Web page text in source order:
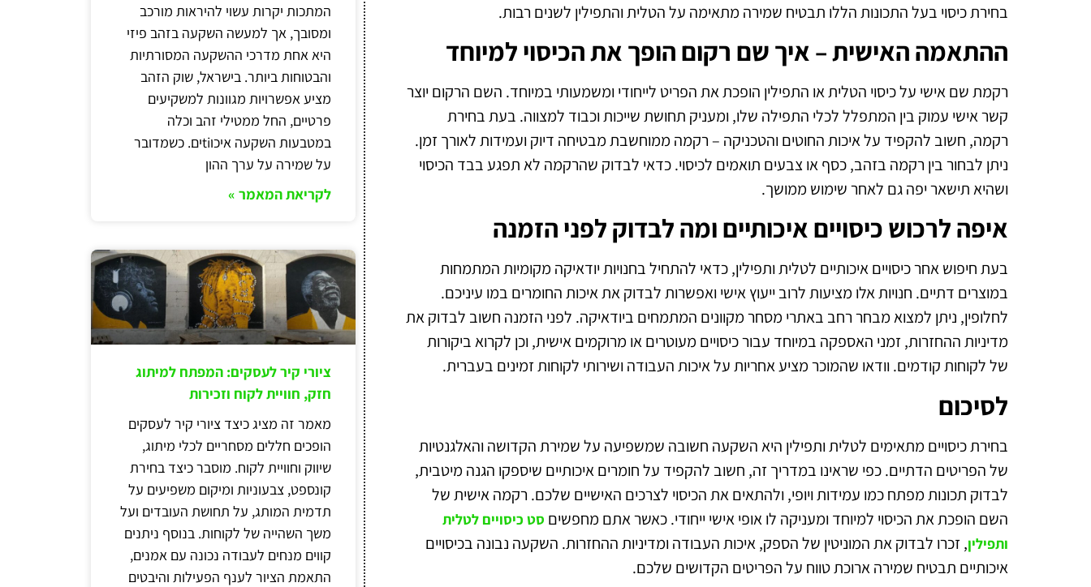
בחירת כיסוי בעל התכונות הללו תבטיח שמירה מתאימה על הטלית והתפילין לשנים רבות.
ההתאמה האישית – איך שם רקום הופך את הכיסוי למיוחד
רקמת שם אישי על כיסוי הטלית או התפילין הופכת את הפריט לייחודי ומשמעותי במיוחד. השם הרקום יוצר
קשר אישי עמוק בין המתפלל לכלי התפילה שלו, ומעניק תחושת שייכות וכבוד למצווה. בעת בחירת
רקמה, חשוב להקפיד על איכות החוטים והטכניקה – רקמה ממוחשבת מבטיחה דיוק ועמידות לאורך זמן.
ניתן לבחור בין רקמה בזהב, כסף או צבעים תואמים לכיסוי. כדאי לבדוק שהרקמה לא תפגע בבד הכיסוי
ושהיא תישאר יפה גם לאחר שימוש ממושך.
איפה לרכוש כיסויים איכותיים ומה לבדוק לפני הזמנה
בעת חיפוש אחר כיסויים איכותיים לטלית ותפילין, כדאי להתחיל בחנויות יודאיקה מקומיות המתמחות
במוצרים דתיים. חנויות אלו מציעות לרוב ייעוץ אישי ואפשרות לבדוק את איכות החומרים במו עיניכם.
לחלופין, ניתן למצוא מבחר רחב באתרי מסחר מקוונים המתמחים ביודאיקה. לפני הזמנה חשוב לבדוק את
מדיניות ההחזרות, זמני האספקה במיוחד עבור כיסויים מעוטרים או מרוקמים אישית, וכן לקרוא ביקורות
של לקוחות קודמים. וודאו שהמוכר מציע אחריות על איכות העבודה ושירותי לקוחות זמינים בעברית.
לסיכום
בחירת כיסויים מתאימים לטלית ותפילין היא השקעה חשובה שמשפיעה על שמירת הקדושה והאלגנטיות
של הפריטים הדתיים. כפי שראינו במדריך זה, חשוב להקפיד על חומרים איכותיים שיספקו הגנה מיטבית,
לבדוק תכונות מפתח כמו עמידות ויופי, ולהתאים את הכיסוי לצרכים האישיים שלכם. רקמה אישית של
השם הופכת את הכיסוי למיוחד ומעניקה לו אופי אישי ייחודי. כאשר אתם מחפשים סט כיסויים לטלית
ותפילין, זכרו לבדוק את המוניטין של הספק, איכות העבודה ומדיניות ההחזרות. השקעה נבונה בכיסויים
איכותיים תבטיח שמירה ארוכת טווח על הפריטים הקדושים שלכם.
המתכות יקרות עשוי להיראות מורכב
ומסובך, אך למעשה השקעה בזהב פיזי
היא אחת מדרכי ההשקעה המסורתיות
והבטוחות ביותר. בישראל, שוק הזהב
מציע אפשרויות מגוונות למשקיעים
פרטיים, החל ממטילי זהב וכלה
במטבעות השקעה איכוtiים. כשמדובר
על שמירה על ערך ההון
לקריאת המאמר »
ציורי קיר לעסקים: המפתח למיתוג
חזק, חוויית לקוח וזכירות
מאמר זה מציג כיצד ציורי קיר לעסקים
הופכים חללים מסחריים לכלי מיתוג,
שיווק וחוויית לקוח. מוסבר כיצד בחירת
קונספט, צבעוניות ומיקום משפיעים על
תדמית המותג, על תחושת העובדים ועל
משך השהייה של לקוחות. בנוסף ניתנים
קווים מנחים לעבודה נכונה עם אמנים,
התאמת הציור לענף הפעילות והיבטים